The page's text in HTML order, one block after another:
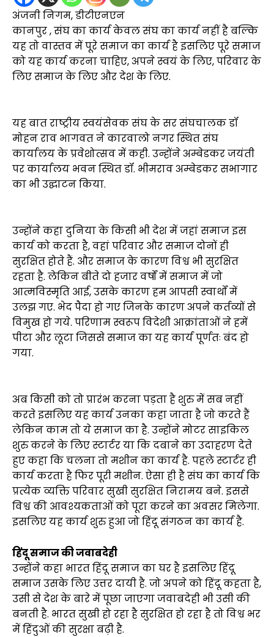
अंजनी निगम, डीटीएनएन
कानपुर , संघ का कार्य केवल संघ का कार्य नहीं है बल्कि
यह तो वास्तव में पूरे समाज का कार्य है इसलिए पूरे समाज
को यह कार्य करना चाहिए, अपने स्वयं के लिए, परिवार के
लिए समाज के लिए और देश के लिए.
यह बात राष्ट्रीय स्वयंसेवक संघ के सर संघचालक डॉ
मोहन राव भागवत ने कारवालो नगर स्थित संघ
कार्यालय के प्रवेशोत्सव में कही. उन्होंने अम्बेडकर जयंती
पर कार्यालय भवन स्थित डॉ. भीमराव अम्बेडकर सभागार
का भी उद्घाटन किया.
उन्होंने कहा दुनिया के किसी भी देश में जहां समाज इस
कार्य को करता है, वहां परिवार और समाज दोनों ही
सुरक्षित होते हैं. और समाज के कारण विश्व भी सुरक्षित
रहता है. लेकिन बीते दो हजार वर्षों में समाज में जो
आत्मविस्मृति आई, उसके कारण हम आपसी स्वार्थों में
उलझ गए. भेद पैदा हो गए जिनके कारण अपने कर्तव्यों से
विमुख हो गये. परिणाम स्वरूप विदेशी आक्रांताओं ने हमें
पीटा और लूटा जिससे समाज का यह कार्य पूर्णतः बंद हो
गया.
अब किसी को तो प्रारंभ करना पड़ता है शुरु में सब नहीं
करते इसलिए यह कार्य उनका कहा जाता है जो करते हैं
लेकिन काम तो ये समाज का है. उन्होंने मोटर साइकिल
शुरु करने के लिए स्टार्टर या कि दबाने का उदाहरण देते
हुए कहा कि चलना तो मशीन का कार्य है. पहले स्टार्टर ही
कार्य करता है फिर पूरी मशीन. ऐसा ही है संघ का कार्य कि
प्रत्येक व्यक्ति परिवार सुखी सुरक्षित निरामय बने. इससे
विश्व की आवश्यकताओं को पूरा करने का अवसर मिलेगा.
इसलिए यह कार्य शुरु हुआ जो हिंदू संगठन का कार्य है.
हिंदू समाज की जवाबदेही
उन्होंने कहा भारत हिंदू समाज का घर है इसलिए हिंदू
समाज उसके लिए उत्तर दायी है. जो अपने को हिंदू कहता है,
उसी से देश के बारे में पूछा जाएगा जवाबदेही भी उसी की
बनती है. भारत सुखी हो रहा है सुरक्षित हो रहा है तो विश्व भर
में हिंदुओं की सुरक्षा बढ़ी है.